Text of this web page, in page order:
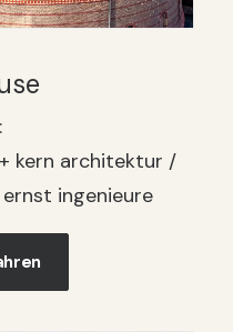
kern architektur /
ingenieure